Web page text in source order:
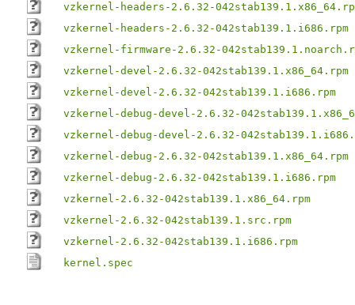
vzkernel-headers-2.6.32-
vzkernel-headers-2.6.32-042stab139.1.i686.rpm
vzkernel-firmware-2.6.32-
vzkernel-devel-2.6.32-042stab139.1.x86_64.rpm
vzkernel-devel-2.6.32-042stab139.1.i686.rpm
vzkernel-debug-devel-2.6.32-
vzkernel-debug-devel-2.6.32-
vzkernel-debug-2.6.32-042stab139.1.x86_64.rpm
vzkernel-debug-2.6.32-042stab139.1.i686.rpm
vzkernel-2.6.32-042stab139.1.x86_64.rpm
vzkernel-2.6.32-042stab139.1.src.rpm
vzkernel-2.6.32-042stab139.1.i686.rpm
kernel.spec